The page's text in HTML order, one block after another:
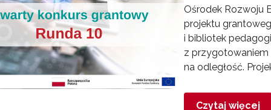
nauczycieli w prowadzeniu kształcenia na odległość"
Ośrodek Rozwoju
projektu
i bibliotek
z przygotowaniem
na odległość.
Czytaj więcej